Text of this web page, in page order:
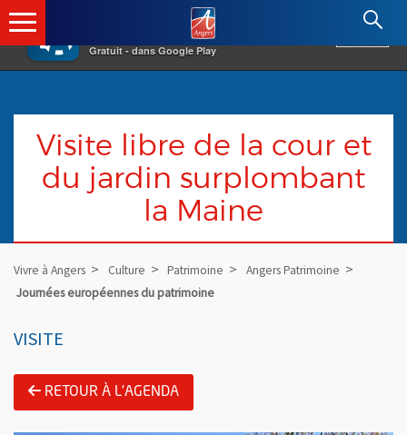
×
Gratuit - dans Google Play
Angers.fr : Retour à l'accueil
Visite libre de la cour et
du jardin surplombant
la Maine
Vivre à Angers Culture Patrimoine
Angers Patrimoine
Journées européennes du patrimoine
VISITE
RETOUR À L'AGENDA